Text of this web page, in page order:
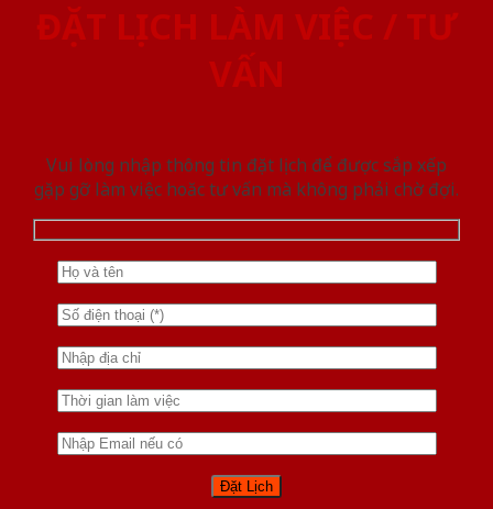
ĐẶT LỊCH LÀM VIỆC / TƯ
VẤN
Vui lòng nhập thông tin đặt lịch để được sắp xếp
gặp gỡ làm việc hoăc tư vấn mà không phải chờ đợi.